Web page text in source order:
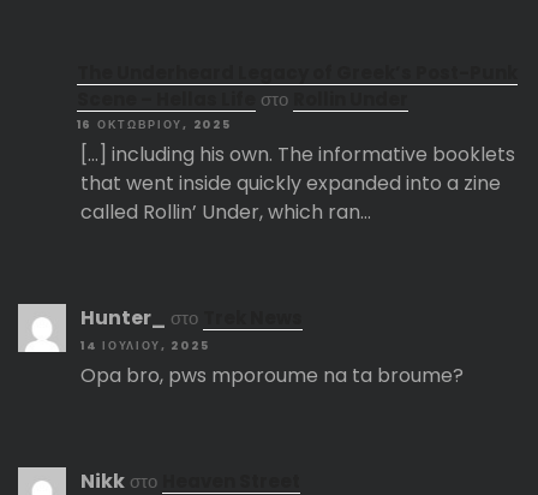
στο
16 ΟΚΤΩΒΡΊΟΥ, 2025
[…] including his own. The informative booklets
that went inside quickly expanded into a zine
called Rollin’ Under, which ran…
Hunter_ στο
14 ΙΟΥΛΊΟΥ, 2025
Opa bro, pws mporoume na ta broume?
Nikk στο